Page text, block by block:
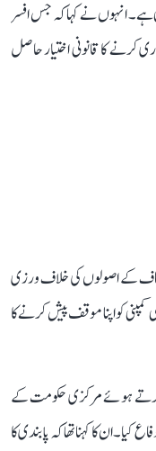
ہے۔ انہوں نے کہا کہ جس افسر
کرنے کا قانونی اختیار حاصل
کے اصولوں کی خلاف ورزی
کمپنی کو اپنا موقف پیش کرنے کا
ہوئے مرکزی حکومت کے
ان کا کہنا تھا کہ پابندی کا